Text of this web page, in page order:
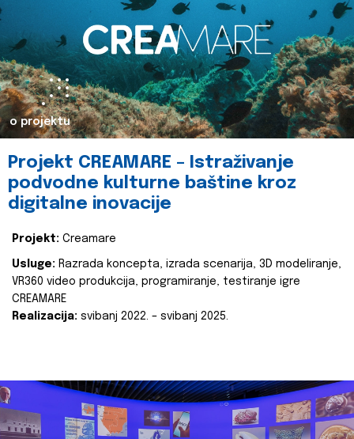
o projektu
Projekt CREAMARE – Istraživanje
podvodne kulturne baštine kroz
digitalne inovacije
Projekt: Creamare
Usluge: Razrada koncepta, izrada scenarija, 3D modeliranje,
VR360 video produkcija, programiranje, testiranje igre
CREAMARE
Realizacija: svibanj 2022. – svibanj 2025.